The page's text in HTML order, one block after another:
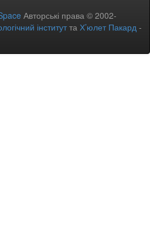
Авторські права © 2002-
інститутта Х’юлет Пакард -